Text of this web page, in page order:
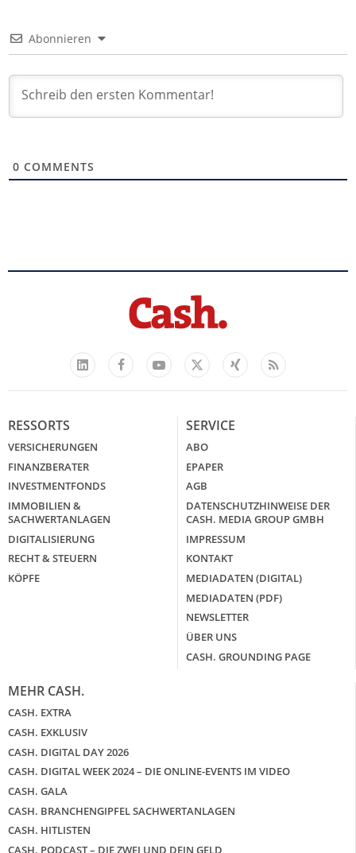
Abonnieren
0 COMMENTS
LinkedIn
FacebookYouTube
X
Xing Feed
RESSORTS
VERSICHERUNGEN
FINANZBERATER
INVESTMENTFONDS
IMMOBILIEN &
SACHWERTANLAGEN
DIGITALISIERUNG
RECHT & STEUERN
KÖPFE
SERVICE
ABO
EPAPER
AGB
DATENSCHUTZHINWEISE DER
CASH. MEDIA GROUP GMBH
IMPRESSUM
KONTAKT
MEDIADATEN (DIGITAL)
MEDIADATEN (PDF)
NEWSLETTER
ÜBER UNS
CASH. GROUNDING PAGE
MEHR CASH.
CASH. EXTRA
CASH. EXKLUSIV
CASH. DIGITAL DAY 2026
CASH. DIGITAL WEEK 2024 – DIE ONLINE-EVENTS IM VIDEO
CASH. GALA
CASH. BRANCHENGIPFEL SACHWERTANLAGEN
CASH. HITLISTEN
CASH. PODCAST – DIE ZWEI UND DEIN GELD